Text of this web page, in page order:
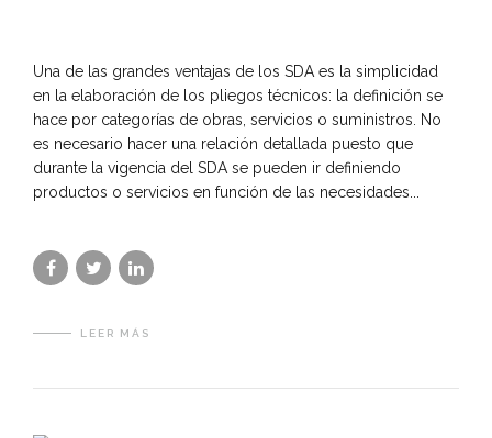
Una de las grandes ventajas de los SDA es la simplicidad
en la elaboración de los pliegos técnicos: la definición se
hace por categorías de obras, servicios o suministros. No
es necesario hacer una relación detallada puesto que
durante la vigencia del SDA se pueden ir definiendo
productos o servicios en función de las necesidades...
LEER MÁS